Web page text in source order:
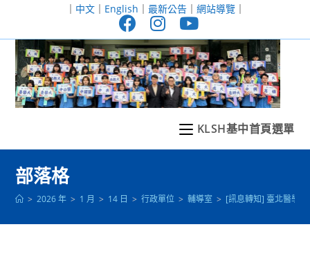
至
｜ 中文｜ English ｜ 最新公告｜ 網站導覽｜
KLSH基中首頁選單
部落格
> 2026 年 > 1 月 > 14 日 > 行政單位 > 輔導室 > [訊息轉知] 臺北醫學